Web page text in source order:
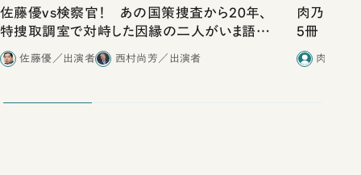
佐藤優vs検察官！ あの国策捜査から20年、
特捜取調室で対峙した因縁の二人がいま語り
合ったこと
佐藤優／出演者 西村尚芳／出演者
肉乃小路
5冊
肉乃小路